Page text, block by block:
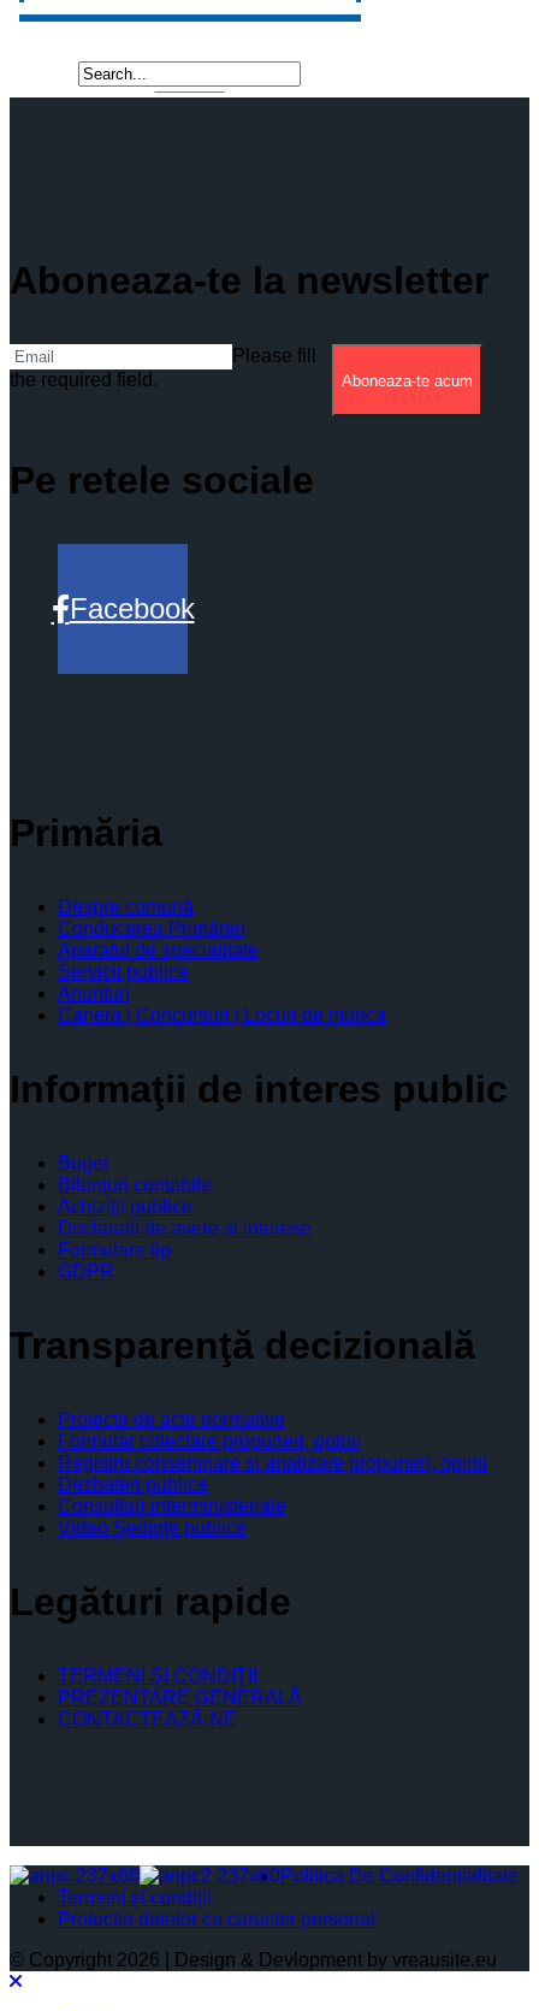
Aboneaza-te la newsletter
Please fill
the required field.
Aboneaza-te acum
Pe retele sociale
Facebook
Primăria
Despre comună
Conducerea Primăriei
Aparatul de specialitate
Servicii publice
Anunturi
Cariera | Concursuri | Locuri de munca
Informaţii de interes public
Buget
Bilanţuri contabile
Achiziţii publice
Declaratii de avere si interese
Formulare tip
GDPR
Transparenţă decizională
Proiecte de acte normative
Formular colectare propuneri, opinii
Registru consemnare si analizare propuneri, opinii
Dezbateri publice
Consultari interministeriale
Video Şedinţe publice
Legături rapide
TERMENI ŞI CONDIŢII
PREZENTARE GENERALĂ
CONTACTEAZĂ-NE
Politica De Confidențialitate
Termeni și condiții
Protectia datelor cu caracter personal
© Copyright 2026 | Design & Devlopment by vreausite.eu